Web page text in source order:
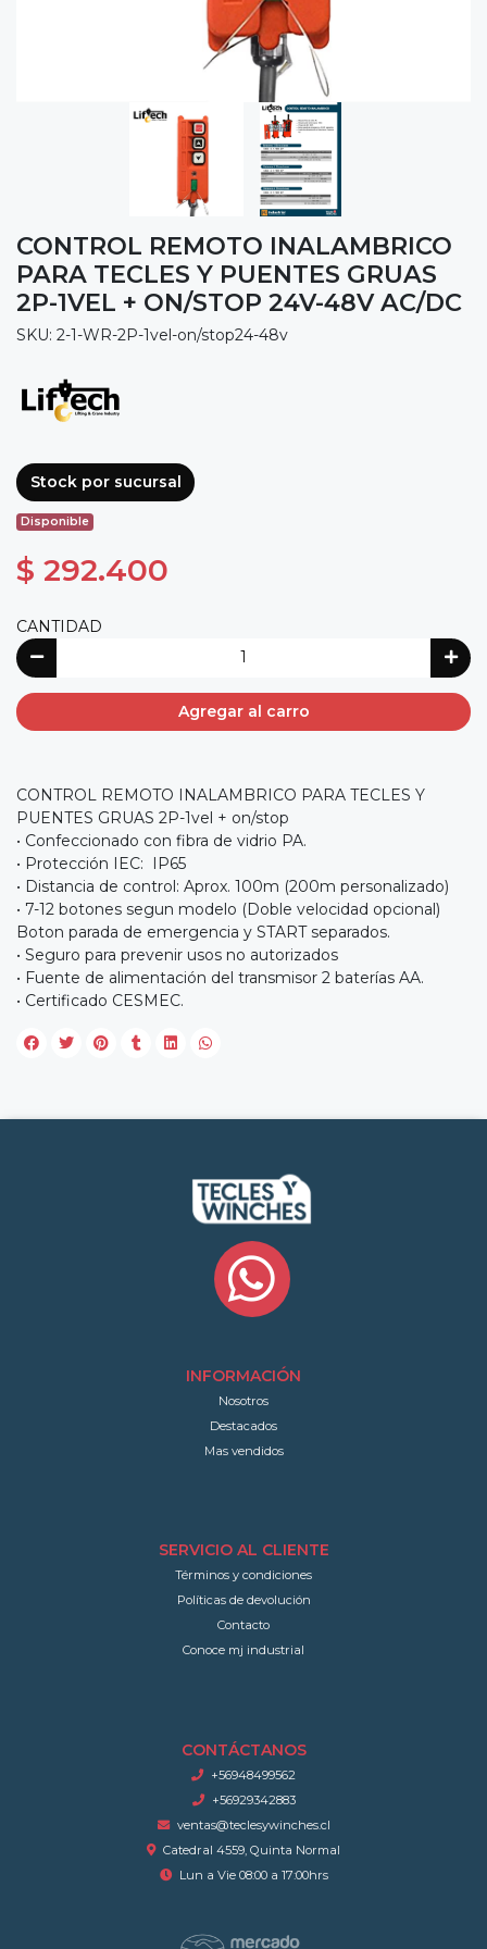
CONTROL REMOTO INALAMBRICO
PARA TECLES Y PUENTES GRUAS
2P-1VEL + ON/STOP 24V-48V AC/DC
SKU: 2-1-WR-2P-1vel-on/stop24-48v
Stock por sucursal
Disponible
$ 292.400
CANTIDAD
Agregar al carro
CONTROL REMOTO INALAMBRICO PARA TECLES Y
PUENTES GRUAS 2P-1vel + on/stop
• Confeccionado con fibra de vidrio PA.
• Protección IEC: IP65
• Distancia de control: Aprox. 100m (200m personalizado)
• 7-12 botones segun modelo (Doble velocidad opcional)
Boton parada de emergencia y START separados.
• Seguro para prevenir usos no autorizados
• Fuente de alimentación del transmisor 2 baterías AA.
• Certificado CESMEC.
INFORMACIÓN
Nosotros
Destacados
Mas vendidos
SERVICIO AL CLIENTE
Términos y condiciones
Políticas de devolución
Contacto
Conoce mj industrial
CONTÁCTANOS
+56948499562
+56929342883
ventas@teclesywinches.cl
Catedral 4559, Quinta Normal
Lun a Vie 08:00 a 17:00hrs